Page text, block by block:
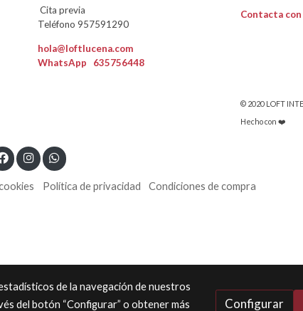
Cita previa
Teléfono 957591290
hola@loftlucena.com
WhatsApp 635756448
Contacta
© 2020 LOFT
Hecho con ❤️
Política de privacidad Condiciones de compra
de la navegación de nuestros
del botón “Configurar” o obtener más
Configurar